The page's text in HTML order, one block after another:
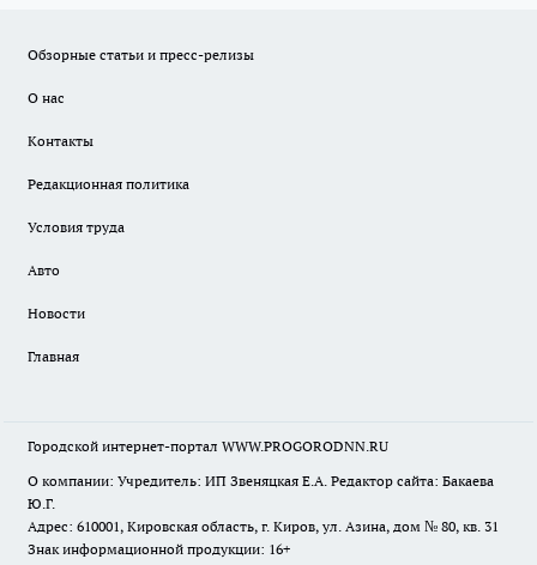
Обзорные статьи и пресс-релизы
О нас
Контакты
Редакционная политика
Условия труда
Авто
Новости
Главная
Городской интернет-портал WWW.PROGORODNN.RU
О компании: Учредитель: ИП Звеняцкая Е.А. Редактор сайта: Бакаева
Ю.Г.
Адрес: 610001, Кировская область, г. Киров, ул. Азина, дом № 80, кв. 31
Знак информационной продукции: 16+